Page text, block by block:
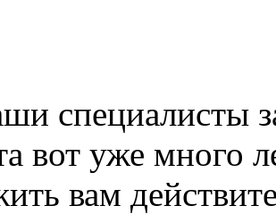
вот уже много
вам